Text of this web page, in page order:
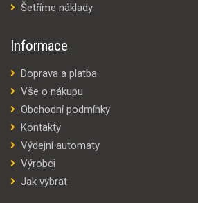
Šetříme náklady
Informace
Doprava a platba
Vše o nákupu
Obchodní podmínky
Kontakty
Výdejní automaty
Výrobci
Jak vybrat